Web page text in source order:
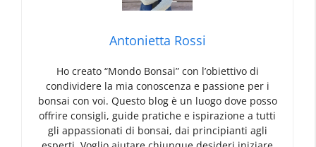
Antonietta Rossi
Ho creato “Mondo Bonsai” con l’obiettivo di
condividere la mia conoscenza e passione per i
bonsai con voi. Questo blog è un luogo dove posso
offrire consigli, guide pratiche e ispirazione a tutti
gli appassionati di bonsai, dai principianti agli